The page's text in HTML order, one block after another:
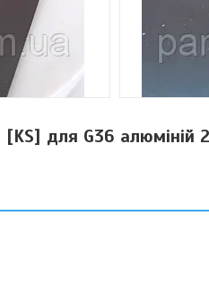
[KS] для G36 алюміній